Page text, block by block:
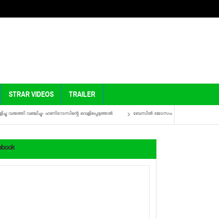
STRAR VIDEOS TRAILER
വഞ്ചിച്ചു- ഹണിറോസിന്റെ വെളിപ്പെടുത്തല്‍ ബേസില്‍ ജോസഫിന്റെ അടുത്ത ചിത്രം ബിജു